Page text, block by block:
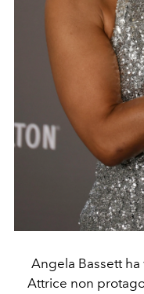
Angela Bassett
Attrice non